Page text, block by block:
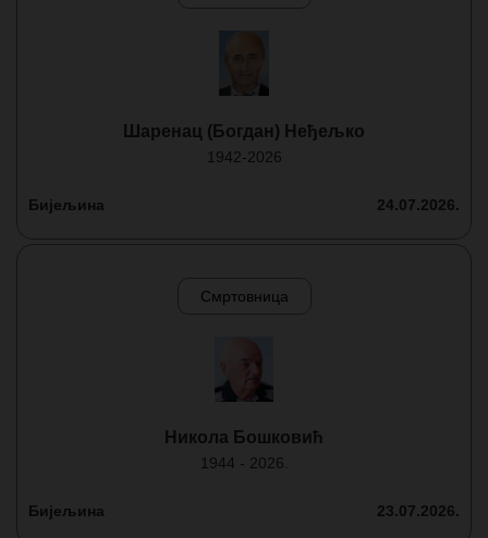
Шаренац (Богдан) Неђељко
1942-2026
Бијељина 24.07.2026.
Смртовница
Никола Бошковић
1944 - 2026.
Бијељина 23.07.2026.